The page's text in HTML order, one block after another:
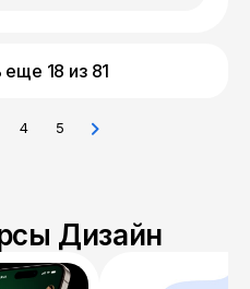
еще 18 из 81
4 5
Дизайн